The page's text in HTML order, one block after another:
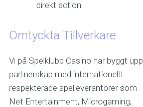
direkt action
Omtyckta Tillverkare
Vi på Spelklubb Casino har byggt upp
partnerskap med internationellt
respekterade spelleverantörer som
Net Entertainment, Microgaming,